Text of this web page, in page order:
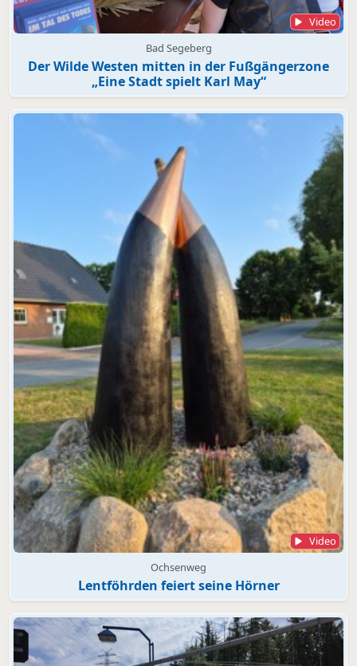
Video
Bad Segeberg
Der Wilde Westen mitten in der Fußgängerzone
„Eine Stadt spielt Karl May“
Video
Ochsenweg
Lentföhrden feiert seine Hörner